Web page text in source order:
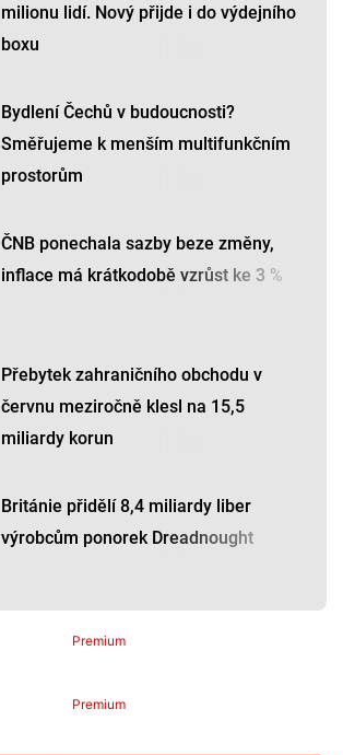
milionu lidí. Nový přijde i do výdejního
boxu
Bydlení Čechů v budoucnosti?
Směřujeme k menším multifunkčním
prostorům
ČNB ponechala sazby beze změny,
inflace má krátkodobě vzrůst ke 3 %
Přebytek zahraničního obchodu v
červnu meziročně klesl na 15,5
miliardy korun
Británie přidělí 8,4 miliardy liber
výrobcům ponorek Dreadnought
Premium
Premium